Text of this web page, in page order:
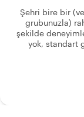
Şehri bire bir
grubunuzla)
şekilde
yok, standart